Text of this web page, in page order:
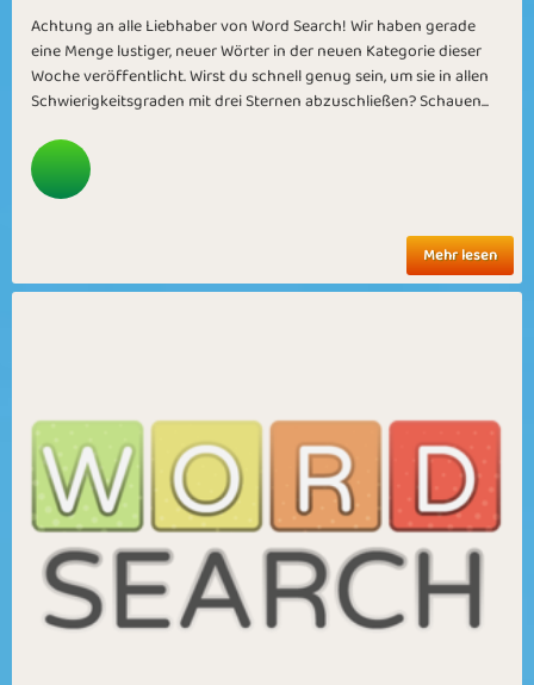
Achtung an alle Liebhaber von Word Search! Wir haben gerade
eine Menge lustiger, neuer Wörter in der neuen Kategorie dieser
Woche veröffentlicht. Wirst du schnell genug sein, um sie in allen
Schwierigkeitsgraden mit drei Sternen abzuschließen? Schauen...
Mehr lesen